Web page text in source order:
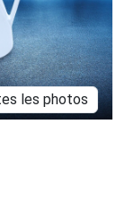
les photos